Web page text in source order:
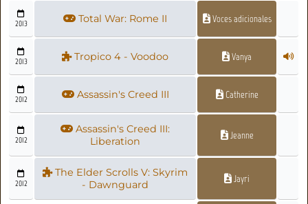
2013 Total War: Rome II Voces adicionales
2013 Tropico 4 - Voodoo Vanya
2012 Assassin's Creed III Catherine
2012
Assassin's Creed III:
Liberation
Jeanne
2012
The Elder Scrolls V: Skyrim
- Dawnguard
Jayri